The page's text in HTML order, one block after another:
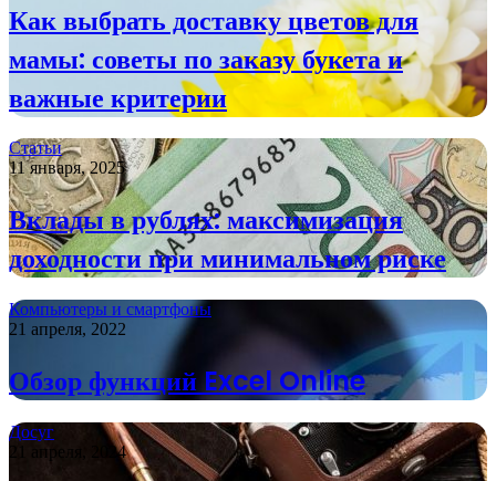
Как выбрать доставку цветов для
мамы: советы по заказу букета и
важные критерии
Статьи
11 января, 2025
Вклады в рублях: максимизация
доходности при минимальном риске
Компьютеры и смартфоны
21 апреля, 2022
Обзор функций Excel Online
Досуг
21 апреля, 2024